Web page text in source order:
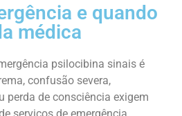
e quando
médica
psilocibina sinais é
confusão severa,
perda de consciência exigem
serviços de emergência.